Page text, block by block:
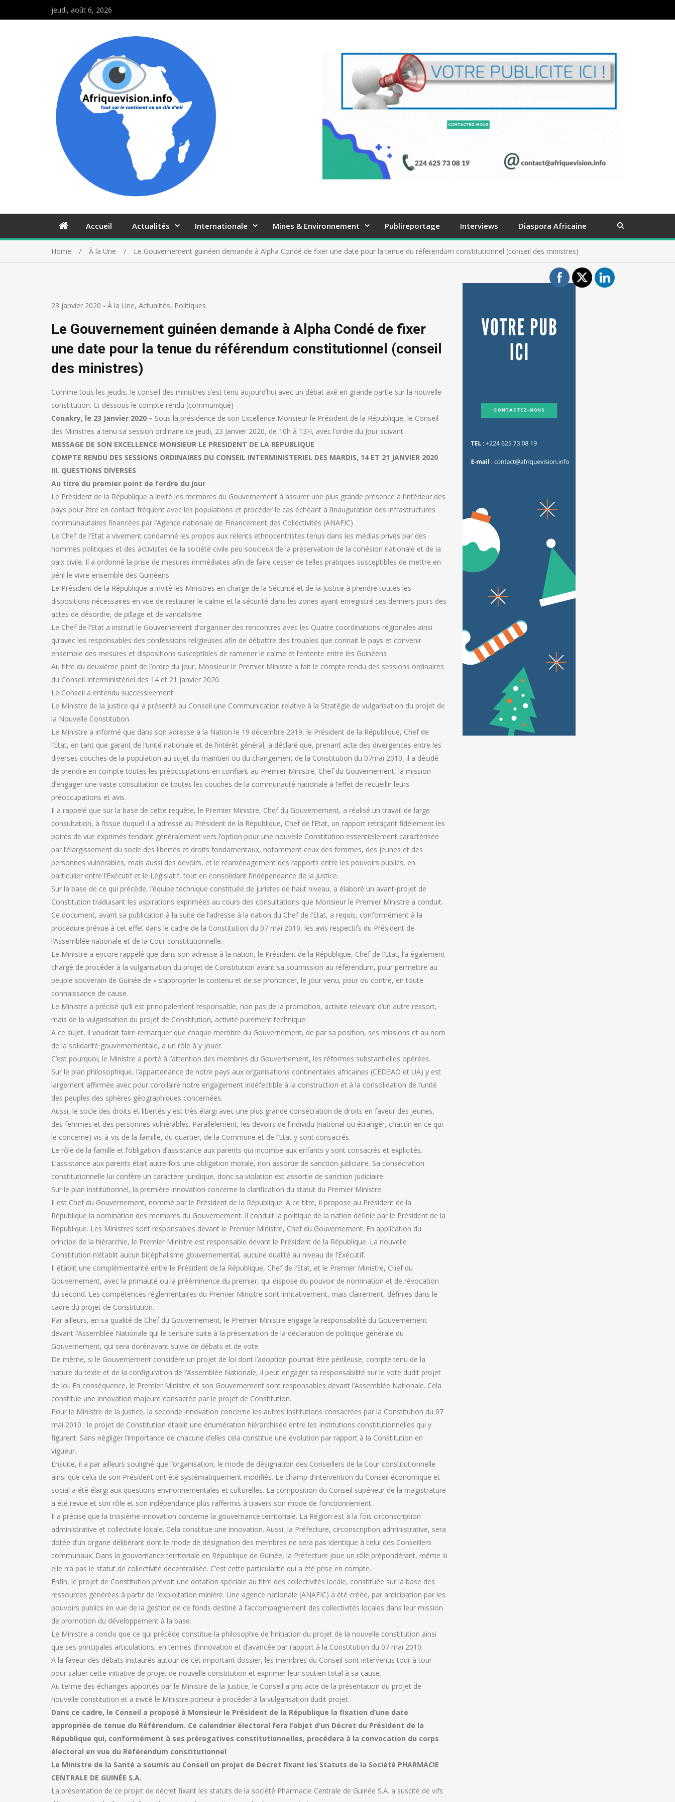
jeudi, août 6, 2026
Accueil Actualités Internationale Mines & Environnement Publireportage Interviews Diaspora Africaine
Home À la Une Le Gouvernement guinéen demande à Alpha Condé de fixer une date pour la tenue du référendum constitutionnel (conseil des ministres)
23 janvier 2020 - À la Une, Actualités, Politiques
Le Gouvernement guinéen demande à Alpha Condé de fixer
une date pour la tenue du référendum constitutionnel (conseil
des ministres)
Comme tous les jeudis, le conseil des ministres s’est tenu aujourd’hui avec un débat axé en grande partie sur la nouvelle
constitution. Ci-dessous le compte rendu (communiqué)
Conakry, le 23 Janvier 2020 – Sous la présidence de son Excellence Monsieur le Président de la République, le Conseil
des Ministres a tenu sa session ordinaire ce jeudi, 23 Janvier 2020, de 10h à 13H, avec l’ordre du Jour suivant :
MESSAGE DE SON EXCELLENCE MONSIEUR LE PRESIDENT DE LA REPUBLIQUE
COMPTE RENDU DES SESSIONS ORDINAIRES DU CONSEIL INTERMINISTERIEL DES MARDIS, 14 ET 21 JANVIER 2020
III. QUESTIONS DIVERSES
Au titre du premier point de l’ordre du jour
Le Président de la République a invité les membres du Gouvernement à assurer une plus grande présence à l’intérieur des
pays pour être en contact fréquent avec les populations et procéder le cas échéant à l’inauguration des infrastructures
communautaires financées par l’Agence nationale de Financement des Collectivités (ANAFIC)
Le Chef de l’Etat a vivement condamné les propos aux relents ethnocentristes tenus dans les médias privés par des
hommes politiques et des activistes de la société civile peu soucieux de la préservation de la cohésion nationale et de la
paix civile. Il a ordonné la prise de mesures immédiates afin de faire cesser de telles pratiques susceptibles de mettre en
péril le vivre-ensemble des Guinéens
Le Président de la République a invité les Ministres en charge de la Sécurité et de la Justice à prendre toutes les
dispositions nécessaires en vue de restaurer le calme et la sécurité dans les zones ayant enregistré ces derniers jours des
actes de désordre, de pillage et de vandalisme
Le Chef de l’Etat a instruit le Gouvernement d’organiser des rencontres avec les Quatre coordinations régionales ainsi
qu’avec les responsables des confessions religieuses afin de débattre des troubles que connait le pays et convenir
ensemble des mesures et dispositions susceptibles de ramener le calme et l’entente entre les Guinéens
Au titre du deuxième point de l’ordre du jour, Monsieur le Premier Ministre a fait le compte rendu des sessions ordinaires
du Conseil Interministériel des 14 et 21 janvier 2020.
Le Conseil a entendu successivement
Le Ministre de la Justice qui a présenté au Conseil une Communication relative à la Stratégie de vulgarisation du projet de
la Nouvelle Constitution.
Le Ministre a informé que dans son adresse à la Nation le 19 décembre 2019, le Président de la République, Chef de
l’Etat, en tant que garant de l’unité nationale et de l’intérêt général, a déclaré que, prenant acte des divergences entre les
diverses couches de la population au sujet du maintien ou du changement de la Constitution du 07mai 2010, il a décidé
de prendre en compte toutes les préoccupations en confiant au Premier Ministre, Chef du Gouvernement, la mission
d’engager une vaste consultation de toutes les couches de la communauté nationale à l’effet de recueillir leurs
préoccupations et avis.
Il a rappelé que sur la base de cette requête, le Premier Ministre, Chef du Gouvernement, a réalisé un travail de large
consultation, à l’issue duquel il a adressé au Président de la République, Chef de l’Etat, un rapport retraçant fidèlement les
points de vue exprimés tendant généralement vers l’option pour une nouvelle Constitution essentiellement caractérisée
par l’élargissement du socle des libertés et droits fondamentaux, notamment ceux des femmes, des jeunes et des
personnes vulnérables, mais aussi des devoirs, et le réaménagement des rapports entre les pouvoirs publics, en
particulier entre l’Exécutif et le Législatif, tout en consolidant l’indépendance de la Justice.
Sur la base de ce qui précède, l’équipe technique constituée de juristes de haut niveau, a élaboré un avant-projet de
Constitution traduisant les aspirations exprimées au cours des consultations que Monsieur le Premier Ministre a conduit.
Ce document, avant sa publication à la suite de l’adresse à la nation du Chef de l’Etat, a requis, conformément à la
procédure prévue à cet effet dans le cadre de la Constitution du 07 mai 2010, les avis respectifs du Président de
l’Assemblée nationale et de la Cour constitutionnelle.
Le Ministre a encore rappelé que dans son adresse à la nation, le Président de la République, Chef de l’Etat, l’a également
chargé de procéder à la vulgarisation du projet de Constitution avant sa soumission au référendum, pour permettre au
peuple souverain de Guinée de « s’approprier le contenu et de se prononcer, le jour venu, pour ou contre, en toute
connaissance de cause.
Le Ministre a précisé qu’il est principalement responsable, non pas de la promotion, activité relevant d’un autre ressort,
mais de la vulgarisation du projet de Constitution, activité purement technique.
A ce sujet, il voudrait faire remarquer que chaque membre du Gouvernement, de par sa position, ses missions et au nom
de la solidarité gouvernementale, a un rôle à y jouer.
C’est pourquoi, le Ministre a porté à l’attention des membres du Gouvernement, les réformes substantielles opérées.
Sur le plan philosophique, l’appartenance de notre pays aux organisations continentales africaines (CEDEAO et UA) y est
largement affirmée avec pour corollaire notre engagement indéfectible à la construction et à la consolidation de l’unité
des peuples des sphères géographiques concernées.
Aussi, le socle des droits et libertés y est très élargi avec une plus grande consécration de droits en faveur des jeunes,
des femmes et des personnes vulnérables. Parallèlement, les devoirs de l’individu (national ou étranger, chacun en ce qui
le concerne) vis-à-vis de la famille, du quartier, de la Commune et de l’Etat y sont consacrés.
Le rôle de la famille et l’obligation d’assistance aux parents qui incombe aux enfants y sont consacrés et explicités.
L’assistance aux parents était autre fois une obligation morale, non assortie de sanction judiciaire. Sa consécration
constitutionnelle lui confère un caractère juridique, donc sa violation est assortie de sanction judiciaire.
Sur le plan institutionnel, la première innovation concerne la clarification du statut du Premier Ministre.
Il est Chef du Gouvernement, nommé par le Président de la République. A ce titre, il propose au Président de la
République la nomination des membres du Gouvernement. Il conduit la politique de la nation définie par le Président de la
République. Les Ministres sont responsables devant le Premier Ministre, Chef du Gouvernement. En application du
principe de la hiérarchie, le Premier Ministre est responsable devant le Président de la République. La nouvelle
Constitution n’établit aucun bicéphalisme gouvernemental, aucune dualité au niveau de l’Exécutif.
Il établit une complémentarité entre le Président de la République, Chef de l’Etat, et le Premier Ministre, Chef du
Gouvernement, avec la primauté ou la prééminence du premier, qui dispose du pouvoir de nomination et de révocation
du second. Les compétences réglementaires du Premier Ministre sont limitativement, mais clairement, définies dans le
cadre du projet de Constitution.
Par ailleurs, en sa qualité de Chef du Gouvernement, le Premier Ministre engage la responsabilité du Gouvernement
devant l’Assemblée Nationale qui le censure suite à la présentation de la déclaration de politique générale du
Gouvernement, qui sera dorénavant suivie de débats et de vote.
De même, si le Gouvernement considère un projet de loi dont l’adoption pourrait être périlleuse, compte tenu de la
nature du texte et de la configuration de l’Assemblée Nationale, il peut engager sa responsabilité sur le vote dudit projet
de loi. En conséquence, le Premier Ministre et son Gouvernement sont responsables devant l’Assemblée Nationale. Cela
constitue une innovation majeure consacrée par le projet de Constitution.
Pour le Ministre de la Justice, la seconde innovation concerne les autres Institutions consacrées par la Constitution du 07
mai 2010 : le projet de Constitution établit une énumération hiérarchisée entre les Institutions constitutionnelles qui y
figurent. Sans négliger l’importance de chacune d’elles cela constitue une évolution par rapport à la Constitution en
vigueur.
Ensuite, il a par ailleurs souligné que l’organisation, le mode de désignation des Conseillers de la Cour constitutionnelle
ainsi que celui de son Président ont été systématiquement modifiés. Le champ d’intervention du Conseil économique et
social a été élargi aux questions environnementales et culturelles. La composition du Conseil supérieur de la magistrature
a été revue et son rôle et son indépendance plus raffermis à travers son mode de fonctionnement.
Il a précisé que la troisième innovation concerne la gouvernance territoriale. La Région est à la fois circonscription
administrative et collectivité locale. Cela constitue une innovation. Aussi, la Préfecture, circonscription administrative, sera
dotée d’un organe délibérant dont le mode de désignation des membres ne sera pas identique à celui des Conseillers
communaux. Dans la gouvernance territoriale en République de Guinée, la Préfecture joue un rôle prépondérant, même si
elle n’a pas le statut de collectivité décentralisée. C’est cette particularité qui a été prise en compte.
Enfin, le projet de Constitution prévoit une dotation spéciale au titre des collectivités locale, constituée sur la base des
ressources générées à partir de l’exploitation minière. Une agence nationale (ANAFIC) a été créée, par anticipation par les
pouvoirs publics en vue de la gestion de ce fonds destiné à l’accompagnement des collectivités locales dans leur mission
de promotion du développement à la base.
Le Ministre a conclu que ce qui précède constitue la philosophie de l’initiation du projet de la nouvelle constitution ainsi
que ses principales articulations, en termes d’innovation et d’avancée par rapport à la Constitution du 07 mai 2010.
A la faveur des débats instaurés autour de cet important dossier, les membres du Conseil sont intervenus tour à tour
pour saluer cette initiative de projet de nouvelle constitution et exprimer leur soutien total à sa cause.
Au terme des échanges apportés par le Ministre de la Justice, le Conseil a pris acte de la présentation du projet de
nouvelle constitution et a invité le Ministre porteur à procéder à la vulgarisation dudit projet.
Dans ce cadre, le Conseil a proposé à Monsieur le Président de la République la fixation d’une date
appropriée de tenue du Référendum. Ce calendrier électoral fera l’objet d’un Décret du Président de la
République qui, conformément à ses prérogatives constitutionnelles, procédera à la convocation du corps
électoral en vue du Référendum constitutionnel
Le Ministre de la Santé a soumis au Conseil un projet de Décret fixant les Statuts de la Société PHARMACIE
CENTRALE DE GUINÉE S.A.
La présentation de ce projet de décret fixant les statuts de la société Pharmacie Centrale de Guinée S.A. a suscité de vifs